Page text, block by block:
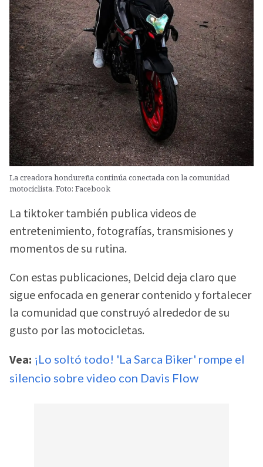
La creadora hondureña continúa conectada con la comunidad
motociclista. Foto: Facebook
La tiktoker también publica videos de
entretenimiento, fotografías, transmisiones y
momentos de su rutina.
Con estas publicaciones, Delcid deja claro que
sigue enfocada en generar contenido y fortalecer
la comunidad que construyó alrededor de su
gusto por las motocicletas.
Vea: ¡Lo soltó todo! 'La Sarca Biker' rompe el
silencio sobre video con Davis Flow